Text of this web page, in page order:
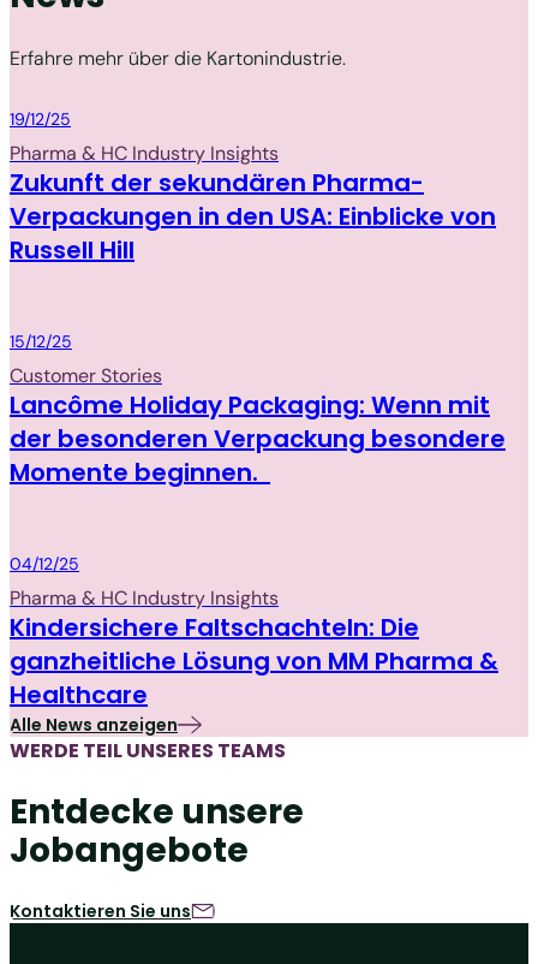
Erfahre mehr über die Kartonindustrie.
Packaging
19/12/25
Pharma & HC Industry Insights
Zukunft der sekundären Pharma-
Verpackungen in den USA: Einblicke von
Russell Hill
Packaging
15/12/25
Customer Stories
Lancôme Holiday Packaging: Wenn mit
der besonderen Verpackung besondere
Momente beginnen.
Packaging
04/12/25
Pharma & HC Industry Insights
Kindersichere Faltschachteln: Die
ganzheitliche Lösung von MM Pharma &
Healthcare
Alle News anzeigen
WERDE TEIL UNSERES TEAMS
Entdecke unsere
Jobangebote
Kontaktieren Sie uns